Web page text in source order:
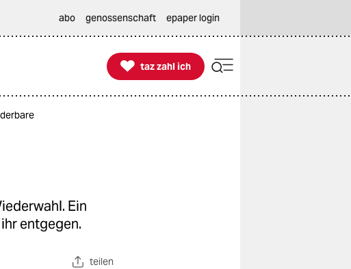
abo genossenschaft epaper login

taz zahl ich
taz zahl ich
Ein
entgegen.
teilen